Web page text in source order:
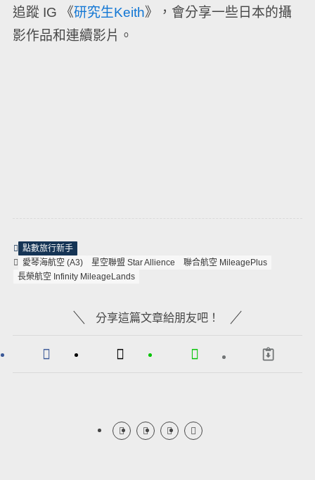
追蹤 IG 《研究生Keith》，會分享一些日本的攝
影作品和連續影片。
點數旅行新手
愛琴海航空 (A3)
星空聯盟 Star Allience
聯合航空 MileagePlus
長榮航空 Infinity MileageLands
分享這篇文章給朋友吧！